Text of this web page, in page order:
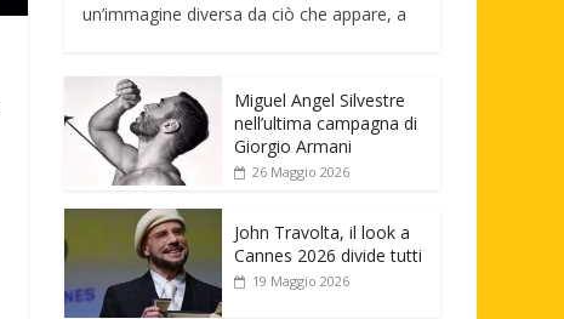
un’immagine diversa da ciò che appare, a
Miguel Angel Silvestre
nell’ultima campagna di
Giorgio Armani
26 Maggio 2026
John Travolta, il look a
Cannes 2026 divide tutti
19 Maggio 2026